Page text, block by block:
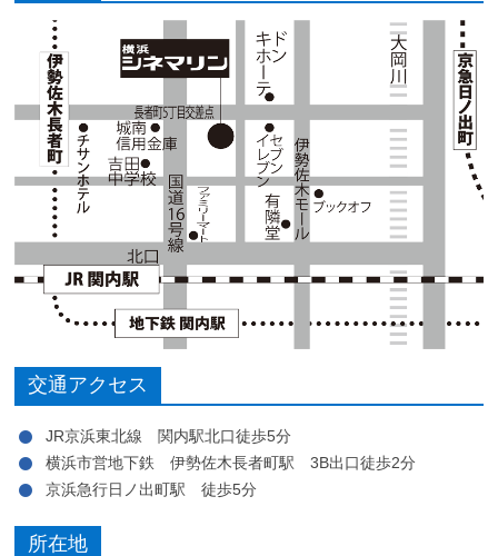
交通アクセス
JR京浜東北線 関内駅北口徒歩5分
横浜市営地下鉄 伊勢佐木長者町駅 3B出口徒歩2分
京浜急行日ノ出町駅 徒歩5分
所在地